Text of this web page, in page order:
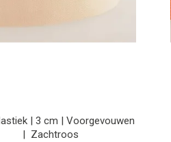
| 3 cm | Voorgevouwen
| Zachtroos